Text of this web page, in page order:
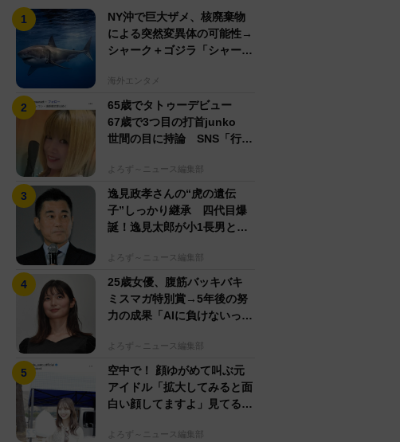
NY沖で巨大ザメ、核廃棄物
による突然変異体の可能性→
シャーク＋ゴジラ「シャーク
海外エンタメ
65歳でタトゥーデビュー
67歳で3つ目の打首junko
世間の目に持論 SNS「行動
よろず～ニュース編集部
逸見政孝さんの“虎の遺伝
子”しっかり継承 四代目爆
誕！逸見太郎が小1長男とと
よろず～ニュース編集部
25歳女優、腹筋バッキバキ
ミスマガ特別賞→5年後の努
力の成果「AIに負けないっ」
よろず～ニュース編集部
空中で！ 顔ゆがめて叫ぶ元
アイドル「拡大してみると面
白い顔してますよ」見てるだ
よろず～ニュース編集部